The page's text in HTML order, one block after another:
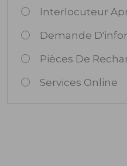
Interlocuteur
Demande
Pièces De
Services Online